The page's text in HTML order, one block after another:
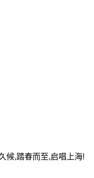
候,踏春而至,启唱上海!